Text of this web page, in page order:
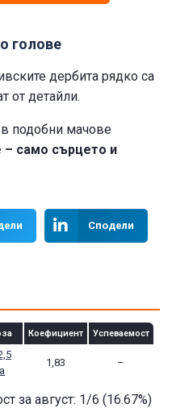
голове
дербита рядко са
от детайли.
подобни мачове
– само сърцето и
Сподели
Коефициент Успеваемост
1,83 –
за август: 1/6 (16.67%)